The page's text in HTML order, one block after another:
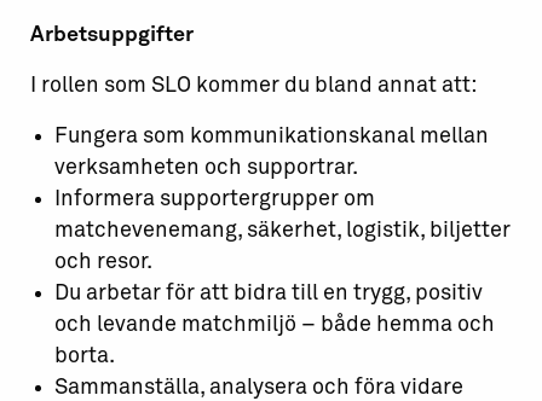
Arbetsuppgifter
I rollen som SLO kommer du bland annat att:
Fungera som kommunikationskanal mellan
verksamheten och supportrar.
Informera supportergrupper om
matchevenemang, säkerhet, logistik, biljetter
och resor.
Du arbetar för att bidra till en trygg, positiv
och levande matchmiljö – både hemma och
borta.
Sammanställa, analysera och föra vidare